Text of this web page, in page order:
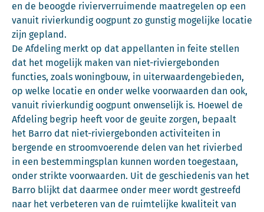
en de beoogde rivierverruimende maatregelen op een
vanuit rivierkundig oogpunt zo gunstig mogelijke locatie
zijn gepland.
De Afdeling merkt op dat appellanten in feite stellen
dat het mogelijk maken van niet-riviergebonden
functies, zoals woningbouw, in uiterwaardengebieden,
op welke locatie en onder welke voorwaarden dan ook,
vanuit rivierkundig oogpunt onwenselijk is. Hoewel de
Afdeling begrip heeft voor de geuite zorgen, bepaalt
het Barro dat niet-riviergebonden activiteiten in
bergende en stroomvoerende delen van het rivierbed
in een bestemmingsplan kunnen worden toegestaan,
onder strikte voorwaarden. Uit de geschiedenis van het
Barro blijkt dat daarmee onder meer wordt gestreefd
naar het verbeteren van de ruimtelijke kwaliteit van